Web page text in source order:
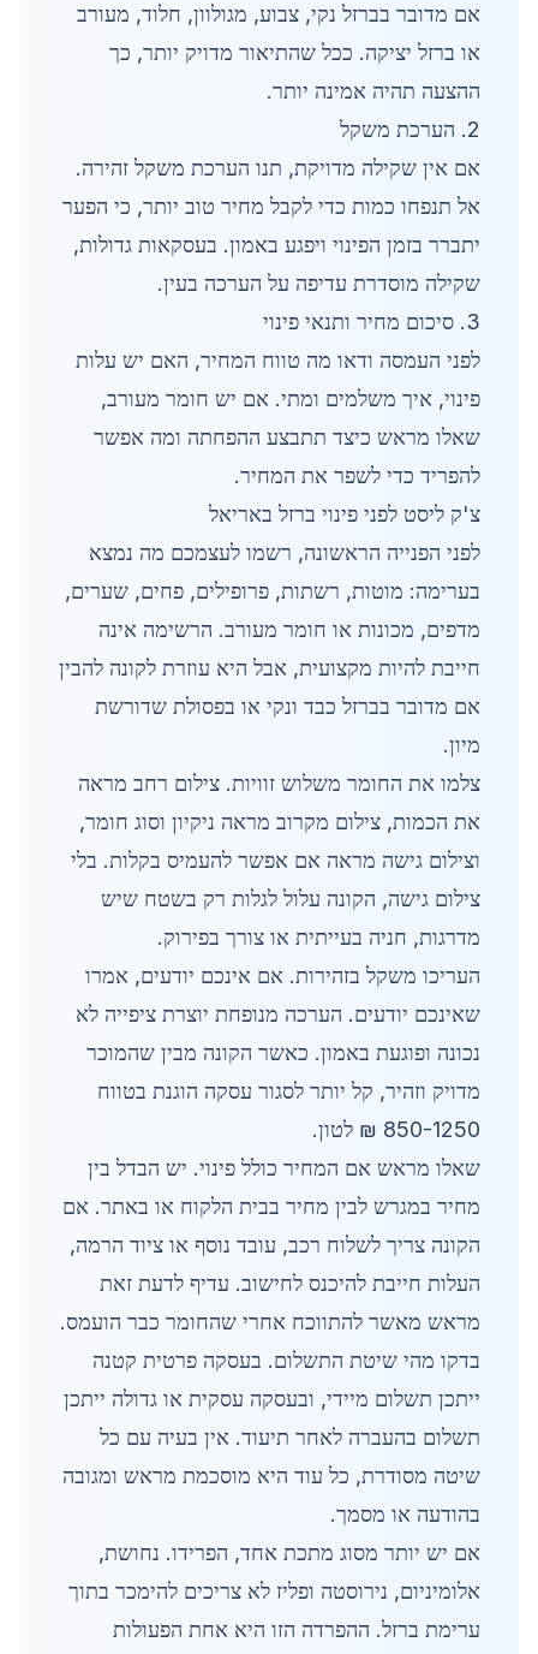
אם מדובר בברזל נקי, צבוע, מגולוון, חלוד, מעורב
או ברזל יציקה. ככל שהתיאור מדויק יותר, כך
ההצעה תהיה אמינה יותר.
2. הערכת משקל
אם אין שקילה מדויקת, תנו הערכת משקל זהירה.
אל תנפחו כמות כדי לקבל מחיר טוב יותר, כי הפער
יתברר בזמן הפינוי ויפגע באמון. בעסקאות גדולות,
שקילה מוסדרת עדיפה על הערכה בעין.
3. סיכום מחיר ותנאי פינוי
לפני העמסה ודאו מה טווח המחיר, האם יש עלות
פינוי, איך משלמים ומתי. אם יש חומר מעורב,
שאלו מראש כיצד תתבצע ההפחתה ומה אפשר
להפריד כדי לשפר את המחיר.
צ'ק ליסט לפני פינוי ברזל באריאל
לפני הפנייה הראשונה, רשמו לעצמכם מה נמצא
בערימה: מוטות, רשתות, פרופילים, פחים, שערים,
מדפים, מכונות או חומר מעורב. הרשימה אינה
חייבת להיות מקצועית, אבל היא עוזרת לקונה להבין
אם מדובר בברזל כבד ונקי או בפסולת שדורשת
מיון.
צלמו את החומר משלוש זוויות. צילום רחב מראה
את הכמות, צילום מקרוב מראה ניקיון וסוג חומר,
וצילום גישה מראה אם אפשר להעמיס בקלות. בלי
צילום גישה, הקונה עלול לגלות רק בשטח שיש
מדרגות, חניה בעייתית או צורך בפירוק.
העריכו משקל בזהירות. אם אינכם יודעים, אמרו
שאינכם יודעים. הערכה מנופחת יוצרת ציפייה לא
נכונה ופוגעת באמון. כאשר הקונה מבין שהמוכר
מדויק וזהיר, קל יותר לסגור עסקה הוגנת בטווח
850-1250 ₪ לטון.
שאלו מראש אם המחיר כולל פינוי. יש הבדל בין
מחיר במגרש לבין מחיר בבית הלקוח או באתר. אם
הקונה צריך לשלוח רכב, עובד נוסף או ציוד הרמה,
העלות חייבת להיכנס לחישוב. עדיף לדעת זאת
מראש מאשר להתווכח אחרי שהחומר כבר הועמס.
בדקו מהי שיטת התשלום. בעסקה פרטית קטנה
ייתכן תשלום מיידי, ובעסקה עסקית או גדולה ייתכן
תשלום בהעברה לאחר תיעוד. אין בעיה עם כל
שיטה מסודרת, כל עוד היא מוסכמת מראש ומגובה
בהודעה או מסמך.
אם יש יותר מסוג מתכת אחד, הפרידו. נחושת,
אלומיניום, נירוסטה ופליז לא צריכים להימכר בתוך
ערימת ברזל. ההפרדה הזו היא אחת הפעולות